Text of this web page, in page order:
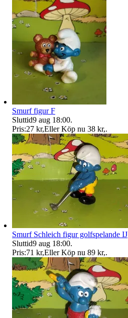
Smurf figur F
Sluttid9 aug 18:00.
Pris:27 kr,Eller Köp nu 38 kr,.
Smurf Schleich figur golfspelande IJ
Sluttid9 aug 18:00.
Pris:71 kr,Eller Köp nu 89 kr,.